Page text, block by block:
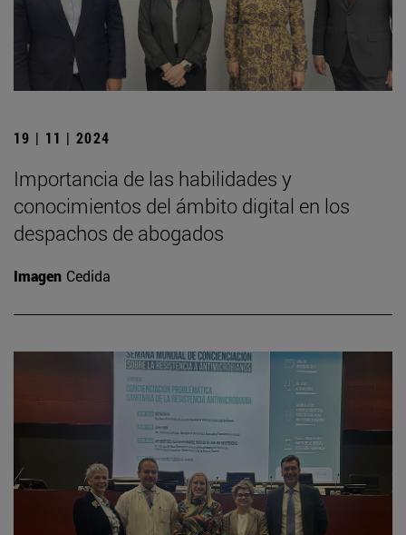
19 | 11 | 2024
Importancia de las habilidades y
conocimientos del ámbito digital en los
despachos de abogados
Imagen Cedida